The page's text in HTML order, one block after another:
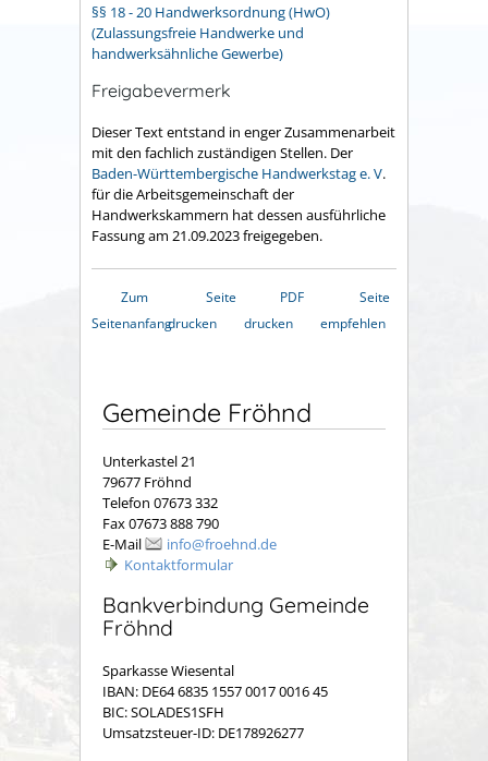
§§ 18 - 20 Handwerksordnung (HwO)
(Zulassungsfreie Handwerke und
handwerksähnliche Gewerbe)
Freigabevermerk
Dieser Text entstand in enger Zusammenarbeit
mit den fachlich zuständigen Stellen. Der
Baden-Württembergische Handwerkstag e. V.
für die Arbeitsgemeinschaft der
Handwerkskammern hat dessen ausführliche
Fassung am 21.09.2023 freigegeben.
Zum
Seitenanfang
Seite
drucken
PDF
drucken
Seite
empfehlen
Gemeinde Fröhnd
Unterkastel 21
79677 Fröhnd
Telefon 07673 332
Fax 07673 888 790
E-Mail
info@froehnd.de
Kontaktformular
Bankverbindung Gemeinde
Fröhnd
Sparkasse Wiesental
IBAN: DE64 6835 1557 0017 0016 45
BIC: SOLADES1SFH
Umsatzsteuer-ID: DE178926277